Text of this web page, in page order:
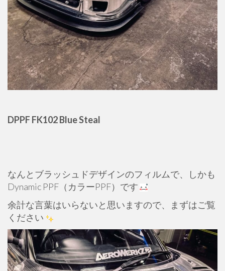
DPPF FK102 Blue Steal
なんとブラッシュドデザインのフィルムで、しかも
Dynamic PPF（カラーPPF）です
余計な言葉はいらないと思いますので、まずはご覧
ください